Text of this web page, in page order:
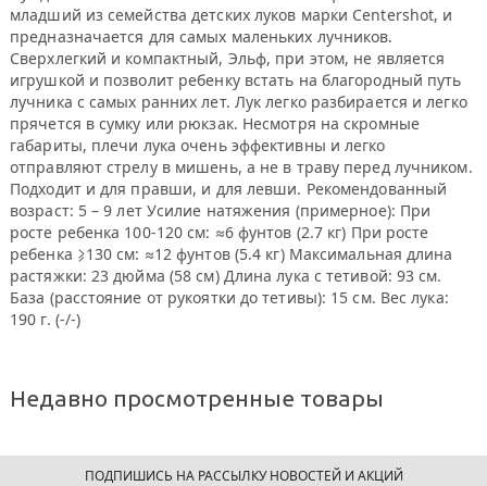
младший из семейства детских луков марки Centershot, и
предназначается для самых маленьких лучников.
Сверхлегкий и компактный, Эльф, при этом, не является
игрушкой и позволит ребенку встать на благородный путь
лучника с самых ранних лет. Лук легко разбирается и легко
прячется в сумку или рюкзак. Несмотря на скромные
габариты, плечи лука очень эффективны и легко
отправляют стрелу в мишень, а не в траву перед лучником.
Подходит и для правши, и для левши. Рекомендованный
возраст: 5 – 9 лет Усилие натяжения (примерное): При
росте ребенка 100-120 см: ≈6 фунтов (2.7 кг) При росте
ребенка ⩾130 см: ≈12 фунтов (5.4 кг) Максимальная длина
растяжки: 23 дюйма (58 см) Длина лука с тетивой: 93 см.
База (расстояние от рукоятки до тетивы): 15 см. Вес лука:
190 г. (-/-)
Недавно просмотренные товары
ПОДПИШИСЬ НА РАССЫЛКУ НОВОСТЕЙ И АКЦИЙ